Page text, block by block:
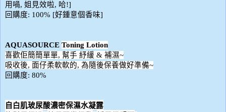
用喎, 姐見效啦, 哈!]
回購度: 100% [好鍾意個香味]
AQUASOURCE Toning Lotion
喜歡佢簡簡單單, 幫手 紓緩 & 補濕~
吸收後, 面仔柔軟軟的, 為隨後保養做好準備~
回購度: 80%
自白肌玻尿酸濃密保濕水凝露